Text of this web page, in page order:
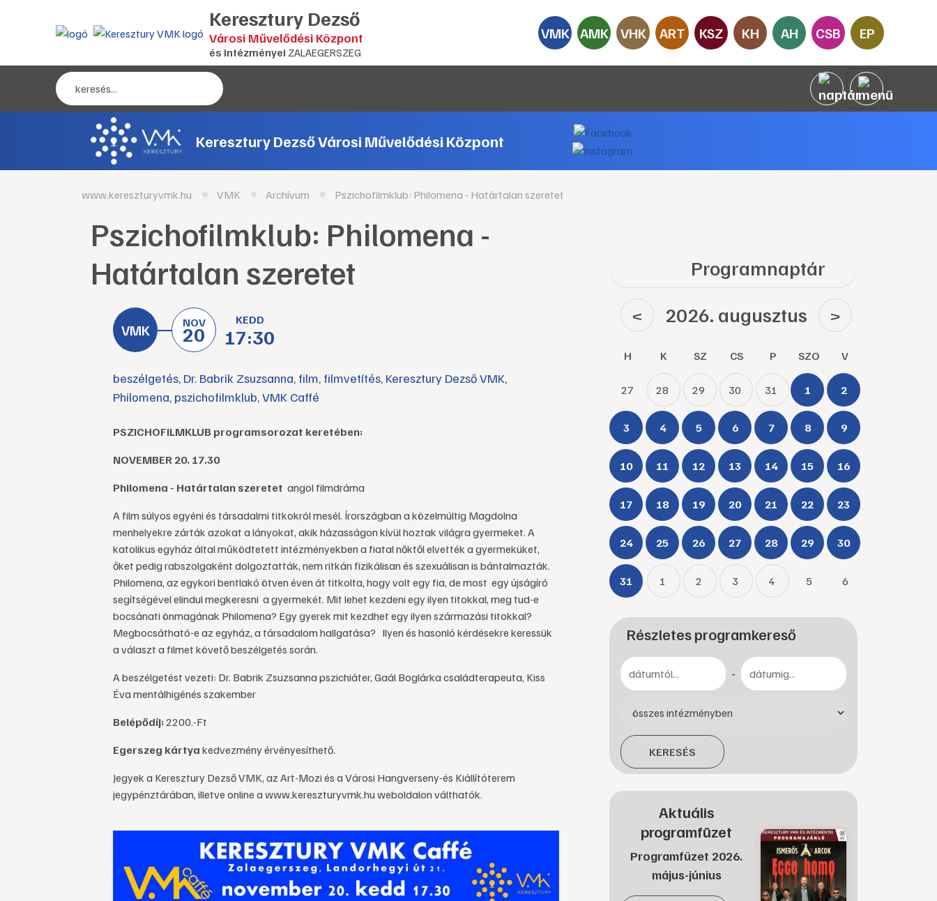
Keresztury Dezső
Városi Művelődési Központ
és intézményei ZALAEGERSZEG
VMK AMK VHK ART KSZ KH AH CSB EP
Keresztury Dezső Városi Művelődési Központ
www.kereszturyvmk.hu VMK Archívum Pszichofilmklub: Philomena - Határtalan szeretet
Pszichofilmklub: Philomena -
Határtalan szeretet
NOV
20
KEDD
17:30
beszélgetés, Dr. Babrik Zsuzsanna, film, filmvetítés, Keresztury Dezső VMK,
Philomena, pszichofilmklub,VMK Caffé
PSZICHOFILMKLUB programsorozat keretében:
NOVEMBER 20. 17.30
Philomena - Határtalan szeretet angol filmdráma
A film súlyos egyéni és társadalmi titkokról mesél. Írországban a közelmúltig Magdolna
menhelyekre zárták azokat a lányokat, akik házasságon kívül hoztak világra gyermeket. A
katolikus egyház által működtetett intézményekben a fiatal nőktől elvették a gyermeküket,
őket pedig rabszolgaként dolgoztatták, nem ritkán fizikálisan és szexuálisan is bántalmazták.
Philomena, az egykori bentlakó ötven éven át titkolta, hogy volt egy fia, de most egy újságíró
segítségével elindul megkeresni a gyermekét. Mit lehet kezdeni egy ilyen titokkal, meg tud-e
bocsánati önmagának Philomena? Egy gyerek mit kezdhet egy ilyen származási titokkal?
Megbocsátható-e az egyház, a társadalom hallgatása? Ilyen és hasonló kérdésekre keressük
a választ a filmet követő beszélgetés során.
A beszélgetést vezeti: Dr. Babrik Zsuzsanna pszichiáter, Gaál Boglárka családterapeuta, Kiss
Éva mentálhigénés szakember
Belépődíj:2200.-Ft
Egerszeg kártya kedvezmény érvényesíthető.
Jegyek a Keresztury Dezső VMK, az Art-Mozi és a Városi Hangverseny-és Kiállítóterem
jegypénztárában, illetve online a www.kereszturyvmk.hu weboldalon válthatók.
Programnaptár
< 2026. augusztus >
H K SZ CS P SZO V
27 28 29 30 31 1 2
3 4 5 6 7 8 9
10 11 12 13 14 15 16
17 18 19 20 21 22 23
24 25 26 27 28 29 30
31 1 2 3 4 5 6
Részletes programkereső
-
KERESÉS
Aktuális
programfüzet
Programfüzet 2026.
május-június